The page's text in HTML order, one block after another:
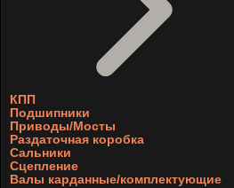
КПП
Подшипники
Приводы/Мосты
Раздаточная коробка
Сальники
Сцепление
Валы карданные/комплектующие